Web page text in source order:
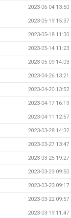
2023-06-04 13:50
2023-05-19 15:37
2023-05-18 11:30
2023-05-14 11:23
2023-05-09 14:03
2023-04-26 13:21
2023-04-20 13:52
2023-04-17 16:19
2023-04-11 12:57
2023-03-28 14:32
2023-03-27 13:47
2023-03-25 19:27
2023-03-23 09:50
2023-03-23 09:17
2023-03-22 09:57
2023-03-19 11:47